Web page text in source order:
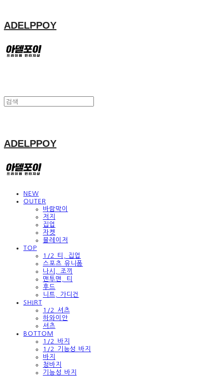
ADELPPOY
ADELPPOY
NEW
OUTER
바람막이
저지
집업
자켓
블레이저
TOP
1/2 티, 집업
스포츠 유니폼
나시, 조끼
맨투맨, 티
후드
니트, 가디건
SHIRT
1/2 셔츠
하와이안
셔츠
BOTTOM
1/2 바지
1/2 기능성 바지
바지
청바지
기능성 바지